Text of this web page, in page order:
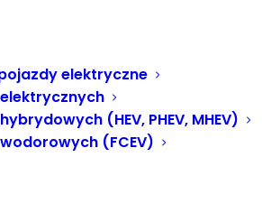
elektryczne
(HEV, PHEV, MHEV)
(FCEV)